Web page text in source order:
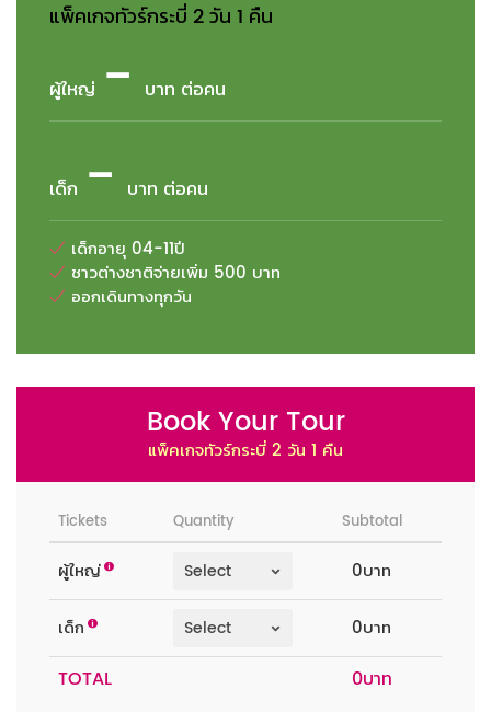
แพ็คเกจทัวร์กระบี่ 2 วัน 1 คืน
ผู้ใหญ่ - บาท ต่อคน
เด็ก - บาท ต่อคน
เด็กอายุ 04-11ปี
ชาวต่างชาติจ่ายเพิ่ม 500 บาท
ออกเดินทางทุกวัน
Book Your Tour
แพ็คเกจทัวร์กระบี่ 2 วัน 1 คืน
Tickets Quantity Subtotal
TOTAL
ผู้ใหญ่ 0บาท
เด็ก 0บาท